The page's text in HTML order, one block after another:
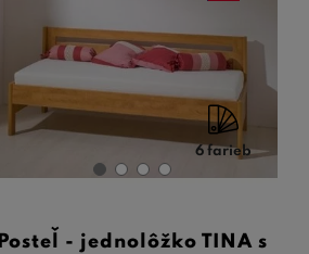
6 farieb
Posteľ - jednolôžko TINA s